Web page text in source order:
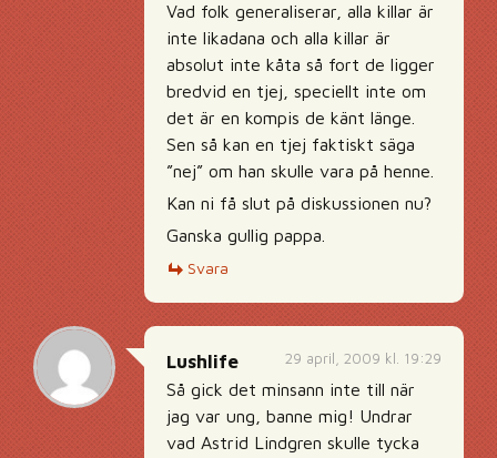
Vad folk generaliserar, alla killar är
inte likadana och alla killar är
absolut inte kåta så fort de ligger
bredvid en tjej, speciellt inte om
det är en kompis de känt länge.
Sen så kan en tjej faktiskt säga
”nej” om han skulle vara på henne.
Kan ni få slut på diskussionen nu?
Ganska gullig pappa.
Svara
29 april, 2009 kl. 19:29
Lushlife
Så gick det minsann inte till när
jag var ung, banne mig! Undrar
vad Astrid Lindgren skulle tycka